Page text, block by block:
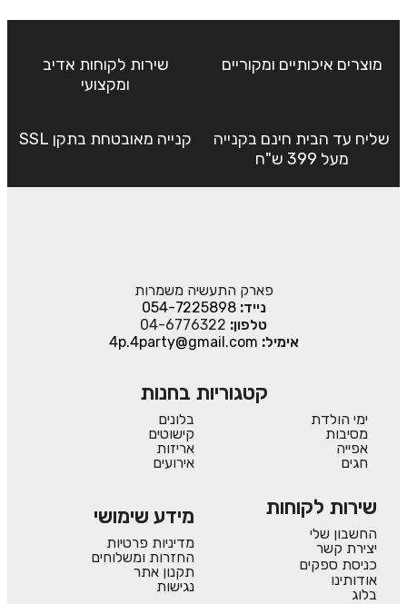
מוצרים איכותיים ומקוריים
שירות לקוחות אדיב
ומקצועי
שליח עד הבית חינם בקנייה
מעל 399 ש"ח
קנייה מאובטחת בתקן SSL
פארק התעשיה משמרות
נייד:054-7225898
טלפון: 04-6776322
אימיל: 4p.4party@gmail.com
קטגוריות בחנות
ימי הולדת
מסיבות
אפייה
חגים
בלונים
קישוטים
אריזות
אירועים
שירות לקוחות
החשבון שלי
יצירת קשר
כניסת ספקים
אודותינו
בלוג
מידע שימושי
מדיניות פרטיות
החזרות ומשלוחים
תקנון אתר
נגישות